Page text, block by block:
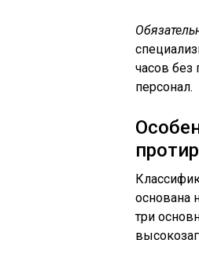
часов без
персонал.
основана
три